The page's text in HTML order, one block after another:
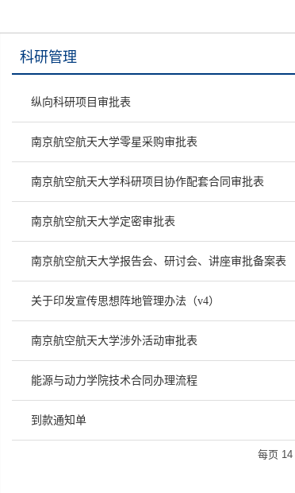
科研管理
纵向科研项目审批表
南京航空航天大学零星采购审批表
南京航空航天大学科研项目协作配套合同审批表
南京航空航天大学定密审批表
南京航空航天大学报告会、研讨会、讲座审批备案表
关于印发宣传思想阵地管理办法（v4）
南京航空航天大学涉外活动审批表
能源与动力学院技术合同办理流程
到款通知单
每页 14